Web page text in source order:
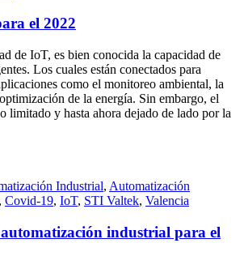
el 2022
de IoT, es bien conocida la capacidad de
Los cuales están conectados para
como el monitoreo ambiental, la
de la energía. Sin embargo, el
limitado y hasta ahora dejado de lado por la
Industrial, Automatización
, Covid-19, IoT, STI Valtek, Valencia
automatización industrial para el